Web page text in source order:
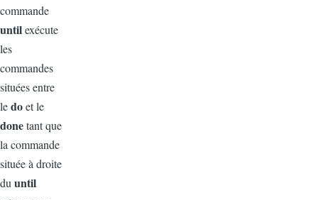
commande
untilexécute
les
commandes
situées entre
ledoet le
donetant que
la commande
située à droite
du until